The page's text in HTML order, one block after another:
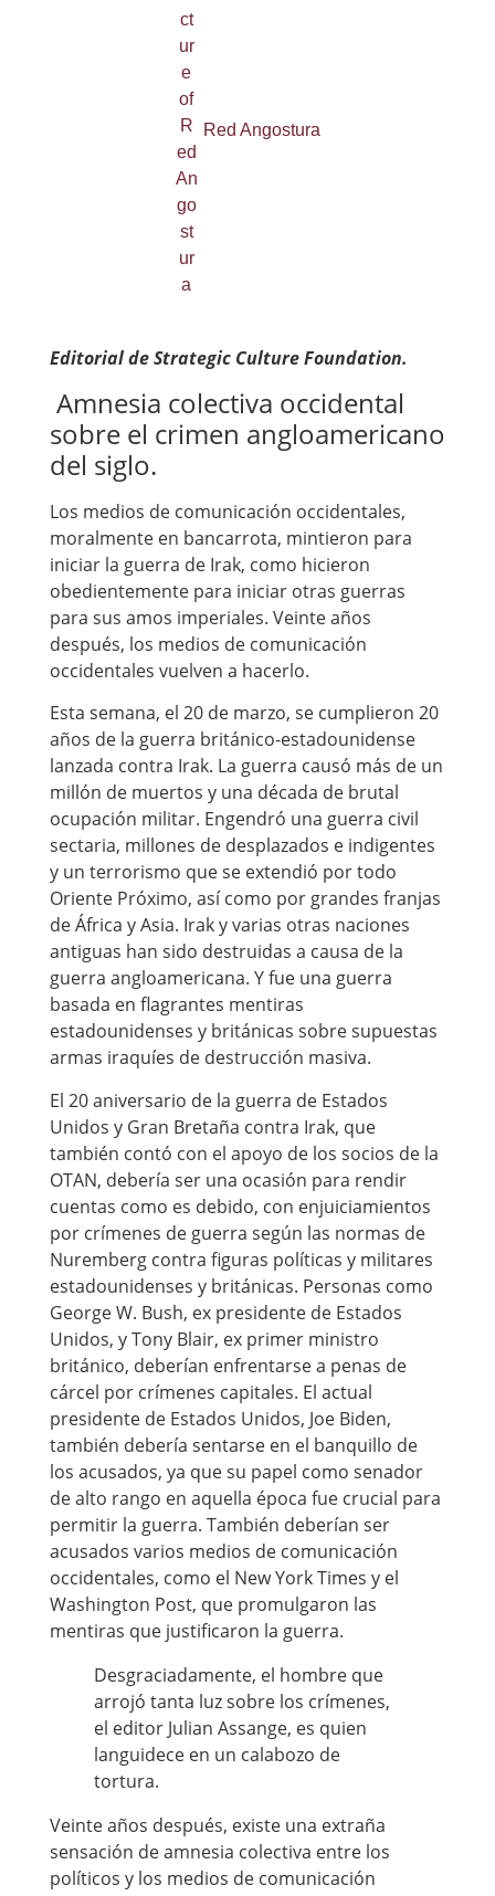
Red Angostura
Editorial de Strategic Culture Foundation.
Amnesia colectiva occidental
sobre el crimen angloamericano
del siglo.
Los medios de comunicación occidentales,
moralmente en bancarrota, mintieron para
iniciar la guerra de Irak, como hicieron
obedientemente para iniciar otras guerras
para sus amos imperiales. Veinte años
después, los medios de comunicación
occidentales vuelven a hacerlo.
Esta semana, el 20 de marzo, se cumplieron 20
años de la guerra británico-estadounidense
lanzada contra Irak. La guerra causó más de un
millón de muertos y una década de brutal
ocupación militar. Engendró una guerra civil
sectaria, millones de desplazados e indigentes
y un terrorismo que se extendió por todo
Oriente Próximo, así como por grandes franjas
de África y Asia. Irak y varias otras naciones
antiguas han sido destruidas a causa de la
guerra angloamericana. Y fue una guerra
basada en flagrantes mentiras
estadounidenses y británicas sobre supuestas
armas iraquíes de destrucción masiva.
El 20 aniversario de la guerra de Estados
Unidos y Gran Bretaña contra Irak, que
también contó con el apoyo de los socios de la
OTAN, debería ser una ocasión para rendir
cuentas como es debido, con enjuiciamientos
por crímenes de guerra según las normas de
Nuremberg contra figuras políticas y militares
estadounidenses y británicas. Personas como
George W. Bush, ex presidente de Estados
Unidos, y Tony Blair, ex primer ministro
británico, deberían enfrentarse a penas de
cárcel por crímenes capitales. El actual
presidente de Estados Unidos, Joe Biden,
también debería sentarse en el banquillo de
los acusados, ya que su papel como senador
de alto rango en aquella época fue crucial para
permitir la guerra. También deberían ser
acusados varios medios de comunicación
occidentales, como el New York Times y el
Washington Post, que promulgaron las
mentiras que justificaron la guerra.
Desgraciadamente, el hombre que
arrojó tanta luz sobre los crímenes,
el editor Julian Assange, es quien
languidece en un calabozo de
tortura.
Veinte años después, existe una extraña
sensación de amnesia colectiva entre los
políticos y los medios de comunicación